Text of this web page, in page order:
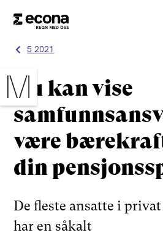
5 2021
Du kan vise
være
din
De fleste ansatte i
har en såkalt